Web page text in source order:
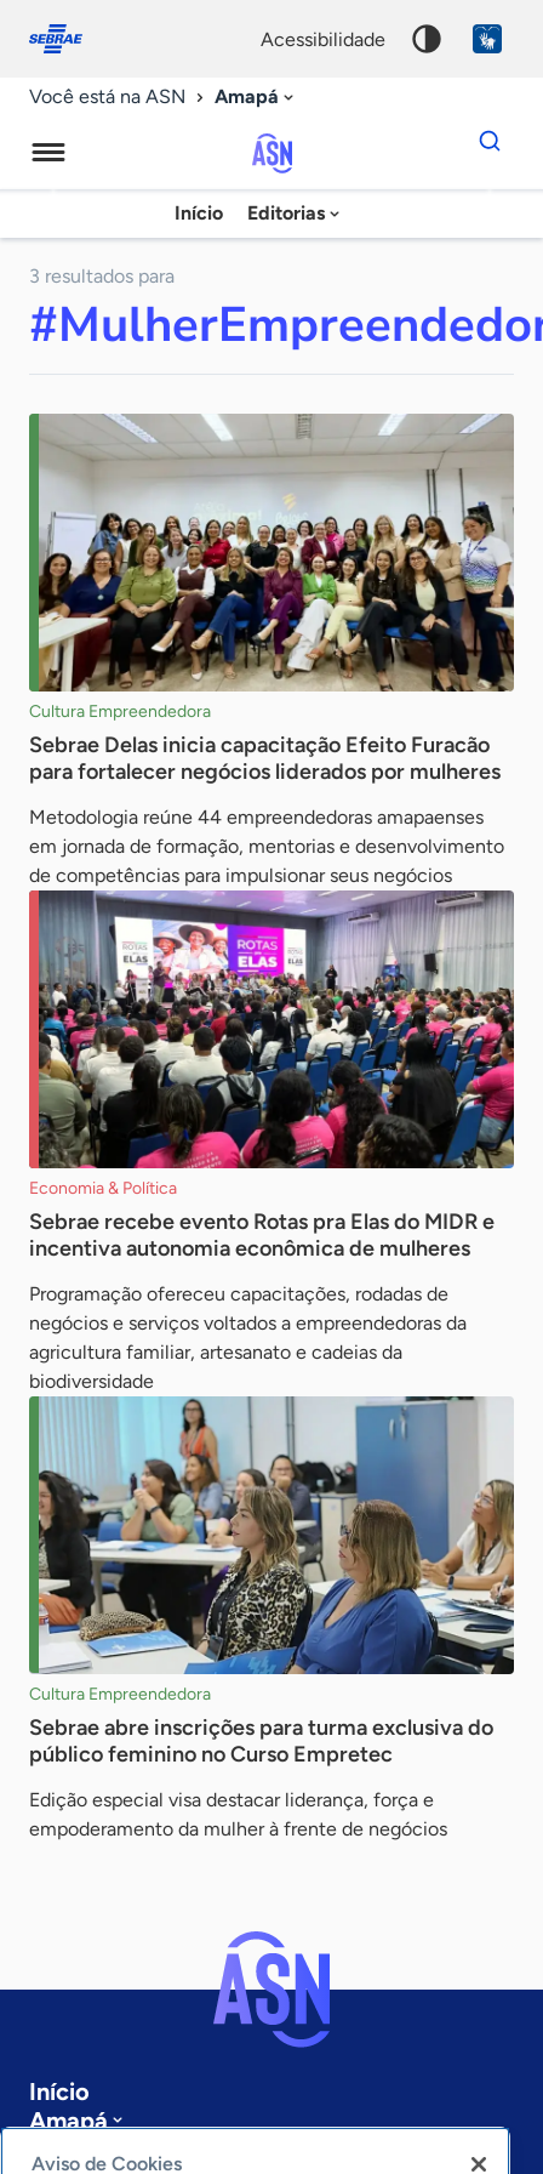
conosco
acessibilidade
Você está na ASN Amapá
Agência
Sebrae
Notícias
Início Editorias
Dados
para
chave
3 resultados para
Cultura Empreendedora
Sebrae Delas inicia capacitação Efeito Furacão
para fortalecer negócios liderados por mulheres
Metodologia reúne 44 empreendedoras amapaenses
em jornada de formação, mentorias e desenvolvimento
de competências para impulsionar seus negócios
Economia & Política
Sebrae recebe evento Rotas pra Elas do MIDR e
incentiva autonomia econômica de mulheres
Programação ofereceu capacitações, rodadas de
negócios e serviços voltados a empreendedoras da
agricultura familiar, artesanato e cadeias da
biodiversidade
Cultura Empreendedora
Sebrae abre inscrições para turma exclusiva do
público feminino no Curso Empretec
Edição especial visa destacar liderança, força e
empoderamento da mulher à frente de negócios
Início
Amapá
Sobre a ASN
Aviso de Cookies